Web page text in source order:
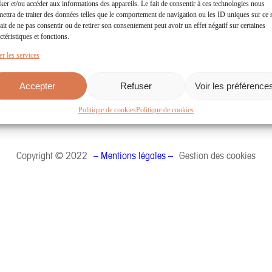
et/ou accéder aux informations des appareils. Le fait de consentir à ces technologies nous
de traiter des données telles que le comportement de navigation ou les ID uniques sur ce
de ne pas consentir ou de retirer son consentement peut avoir un effet négatif sur certaines
et fonctions.
les services
Accepter Refuser Voir les
Politique de cookiesPolitique de cookies
Aubiers
66 18
Téléchargez
le dossier de Presse
Copyright © 2022 – Mentions légales – Gestion des cookies